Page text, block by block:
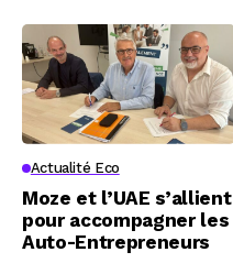
Actualité Eco
Moze et l’UAE s’allient
pour accompagner les
Auto-Entrepreneurs